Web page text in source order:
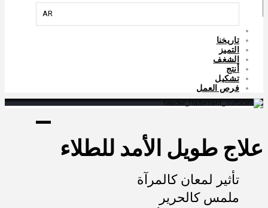
AR
تاريخنا
التميز
الشغف
أنتج
تشكيل
فرص العمل
علاج طويل الأمد للطلاء
تأثير لمعان كالمرآة
ملمس كالحرير